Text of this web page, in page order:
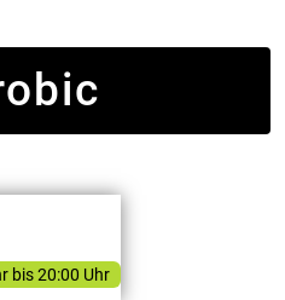
bis 20:00 Uhr